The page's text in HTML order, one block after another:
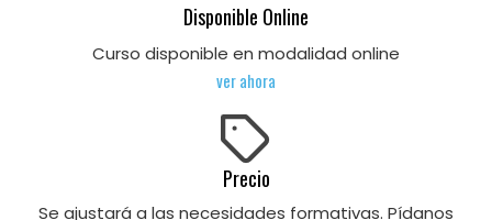
Disponible Online
Curso disponible en modalidad online
ver ahora
Precio
Se ajustará a las necesidades formativas. Pídanos